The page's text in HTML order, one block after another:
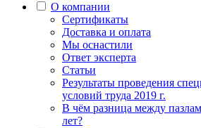
О компании
Сертификаты
Доставка и оплата
Мы оснастили
Ответ эксперта
Статьи
Результаты проведения
условий труда 2019 г.
В чём разница между
лет?